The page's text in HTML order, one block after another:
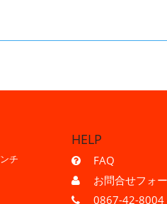
チ
HELP
FAQ
お問合せフォ
0867-42-8004